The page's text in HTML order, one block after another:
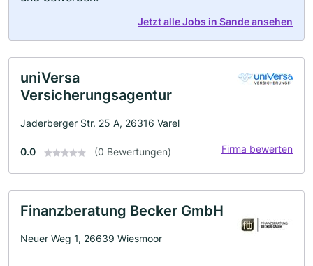
Jetzt alle Jobs in Sande ansehen
uniVersa
Versicherungsagentur
Jaderberger Str. 25 A, 26316 Varel
0.0 (0 Bewertungen) Firma bewerten
Finanzberatung Becker GmbH
Neuer Weg 1, 26639 Wiesmoor